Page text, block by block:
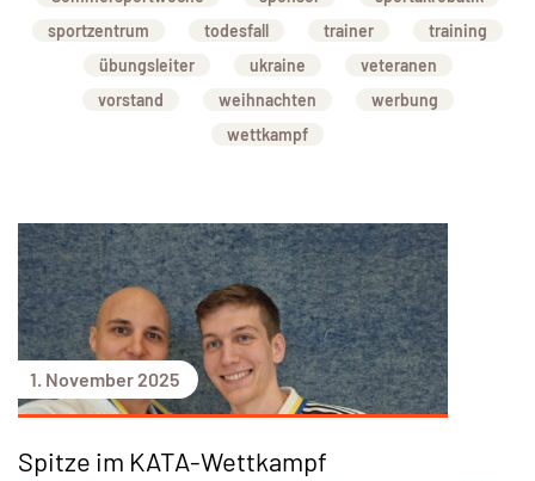
sportzentrum
todesfall trainer
training
übungsleiter
ukraine
veteranen
vorstand
weihnachten
werbung
wettkampf
1. November 2025
Spitze im KATA-Wettkampf